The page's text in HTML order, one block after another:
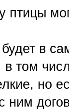
у птицы
в
том
но
ним